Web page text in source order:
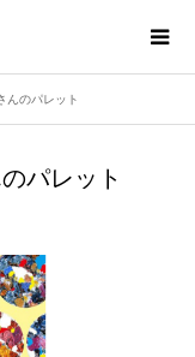
のパレット
パレット